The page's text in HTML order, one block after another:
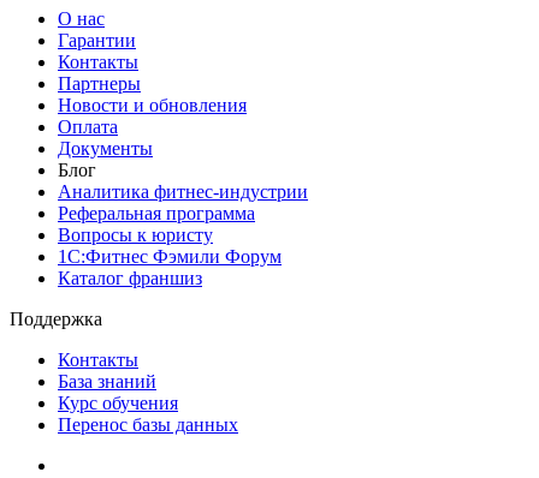
О нас
Гарантии
Контакты
Партнеры
Новости и обновления
Оплата
Документы
Блог
Аналитика фитнес-индустрии
Реферальная программа
Вопросы к юристу
1С:Фитнес Фэмили Форум
Каталог франшиз
Поддержка
Контакты
База знаний
Курс обучения
Перенос базы данных